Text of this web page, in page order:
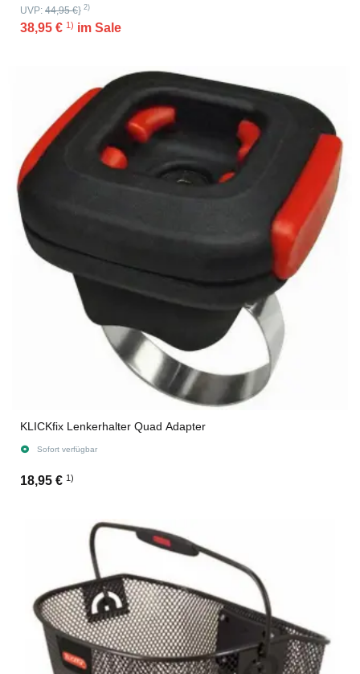
UVP: 44,95 €} 2)
38,95 € 1) im Sale
KLICKfix Lenkerhalter Quad Adapter
Sofort verfügbar
18,95 € 1)